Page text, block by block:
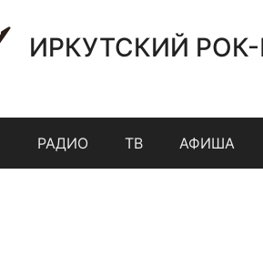
ИРКУТСКИЙ
РАДИО ТВ АФИША